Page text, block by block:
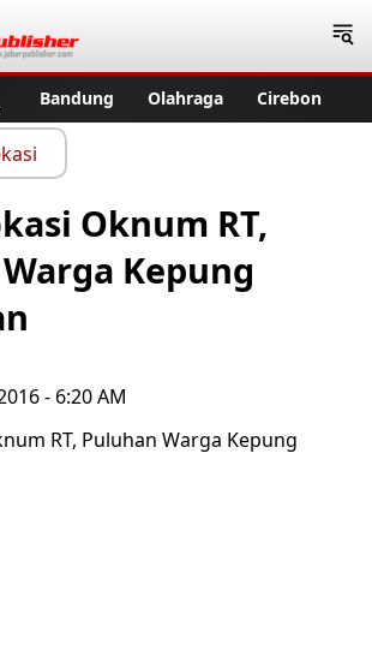
Bandung Olahraga Cirebon
Oknum RT,
Kepung
- 6:20 AM